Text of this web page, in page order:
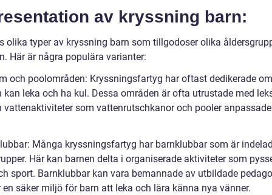
av kryssning barn:
olika typer av kryssning barn som tillgodoser olika
Här är några populära varianter:
och poolområden: Kryssningsfartyg har oftast dedikerade
kan leka och ha kul. Dessa områden är ofta utrustade med
vattenaktiviteter som vattenrutschkanor och pooler
Många kryssningsfartyg har barnklubbar som är
Här kan barnen delta i organiserade aktiviteter som
sport. Barnklubbar kan vara bemannade av utbildade
en säker miljö för barn att leka och lära känna nya vänner.